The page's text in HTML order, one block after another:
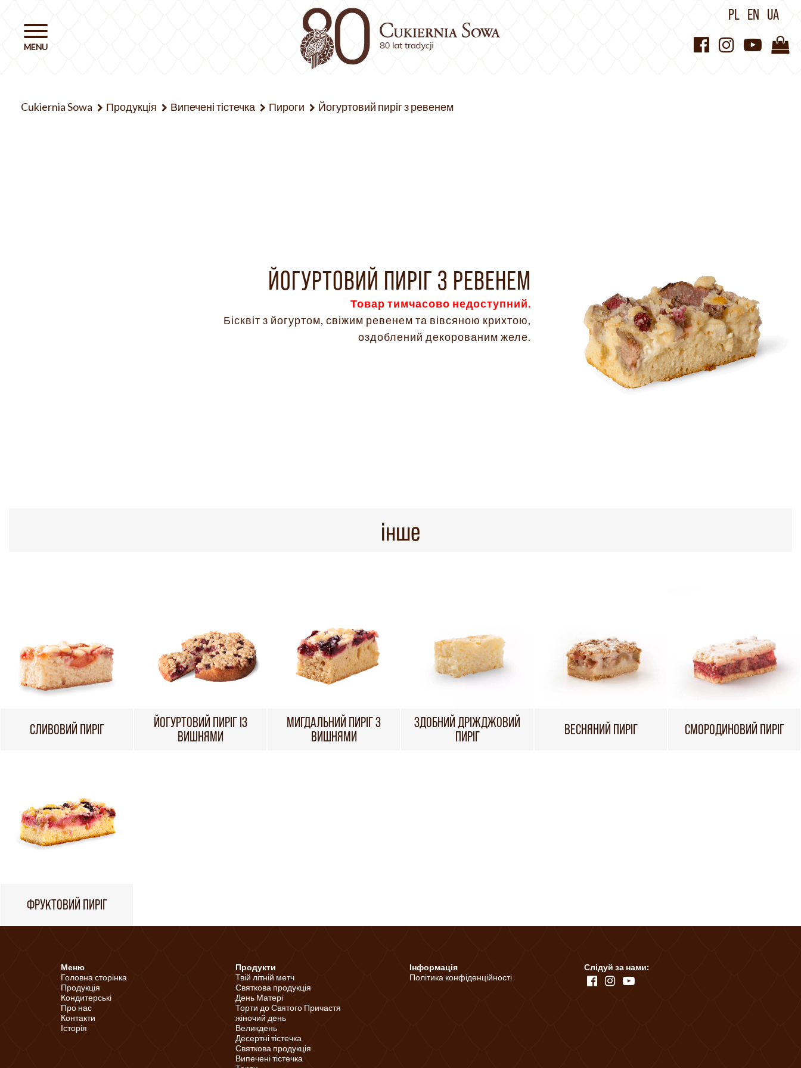
PL EN UA
Cukiernia Sowa Продукція Випечені тістечка Пироги Йогуртовий пиріг з ревенем
ЙОГУРТОВИЙ ПИРІГ З РЕВЕНЕМ
Товар тимчасово недоступний.
Бісквіт з йогуртом, свіжим ревенем та вівсяною крихтою,
оздоблений декорованим желе.
інше
СЛИВОВИЙ ПИРІГ
ЙОГУРТОВИЙ ПИРІГ ІЗ
ВИШНЯМИ
МИГДАЛЬНИЙ ПИРІГ З
ВИШНЯМИ
ЗДОБНИЙ ДРІЖДЖОВИЙ
ПИРІГ
ВЕСНЯНИЙ ПИРІГ СМОРОДИНОВИЙ ПИРІГ
ФРУКТОВИЙ ПИРІГ
Меню
Головна сторінка
Продукція
Кондитерські
Про нас
Контакти
Історія
Продукти
Твій літній метч
Святкова продукція
День Матері
Торти до Святого Причастя
жіночий день
Великдень
Десертні тістечка
Святкова продукція
Випечені тістечка
Інформація
Політика конфіденційності
Слідуй за нами: